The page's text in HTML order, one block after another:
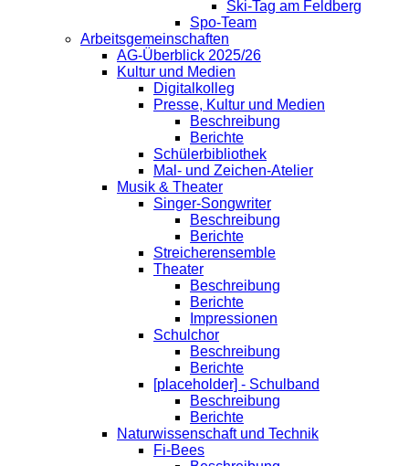
Ski-Tag am Feldberg
Spo-Team
Arbeitsgemeinschaften
AG-Überblick 2025/26
Kultur und Medien
Digitalkolleg
Presse, Kultur und Medien
Beschreibung
Berichte
Schülerbibliothek
Mal- und Zeichen-Atelier
Musik & Theater
Singer-Songwriter
Beschreibung
Berichte
Streicherensemble
Theater
Beschreibung
Berichte
Impressionen
Schulchor
Beschreibung
Berichte
[placeholder] - Schulband
Beschreibung
Berichte
Naturwissenschaft und Technik
Fi-Bees